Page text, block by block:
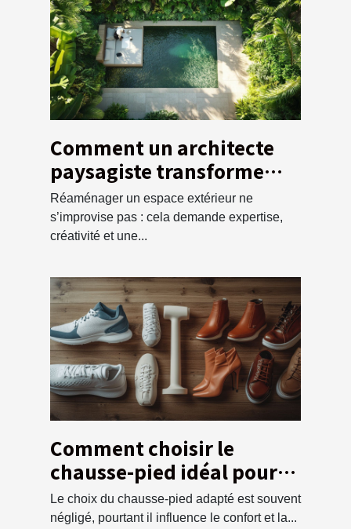
Comment un architecte
paysagiste transforme
votre espace extérieur ?
Réaménager un espace extérieur ne
s’improvise pas : cela demande expertise,
créativité et une...
Comment choisir le
chausse-pied idéal pour
chaque type de chaussure
Le choix du chausse-pied adapté est souvent
négligé, pourtant il influence le confort et la...